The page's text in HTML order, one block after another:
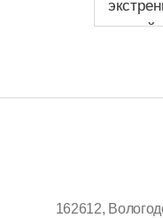
второй
162612,